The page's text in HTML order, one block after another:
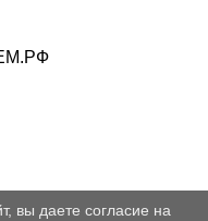
вы даете согласие на